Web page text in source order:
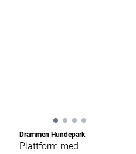
Drammen Hundepark
Plattform med